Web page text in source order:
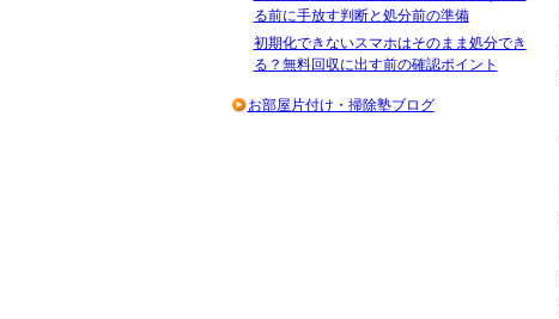
る前に手放す判断と処分前の準備
初期化できないスマホはそのまま処分でき
る？無料回収に出す前の確認ポイント
お部屋片付け・掃除塾ブログ